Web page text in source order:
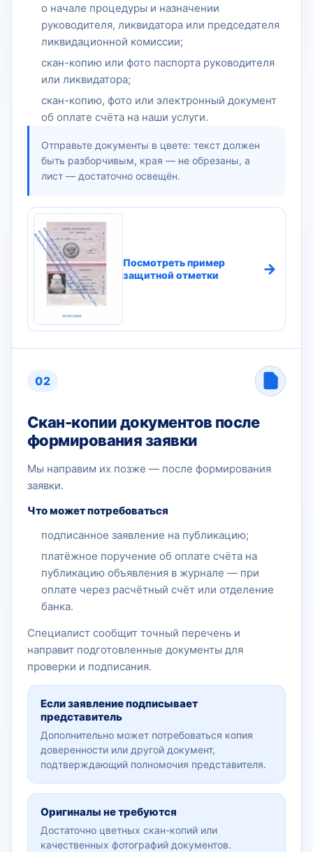
о начале процедуры и назначении
руководителя, ликвидатора или председателя
ликвидационной комиссии;
скан-копию или фото паспорта руководителя
или ликвидатора;
скан-копию, фото или электронный документ
об оплате счёта на наши услуги.
Отправьте документы в цвете: текст должен
быть разборчивым, края — не обрезаны, а
лист — достаточно освещён.
Посмотреть пример
защитной отметки
→
02
Скан-копии документов после
формирования заявки
Мы направим их позже — после формирования
заявки.
Что может потребоваться
подписанное заявление на публикацию;
платёжное поручение об оплате счёта на
публикацию объявления в журнале — при
оплате через расчётный счёт или отделение
банка.
Специалист сообщит точный перечень и
направит подготовленные документы для
проверки и подписания.
Если заявление подписывает
представитель
Дополнительно может потребоваться копия
доверенности или другой документ,
подтверждающий полномочия представителя.
Оригиналы не требуются
Достаточно цветных скан-копий или
качественных фотографий документов.